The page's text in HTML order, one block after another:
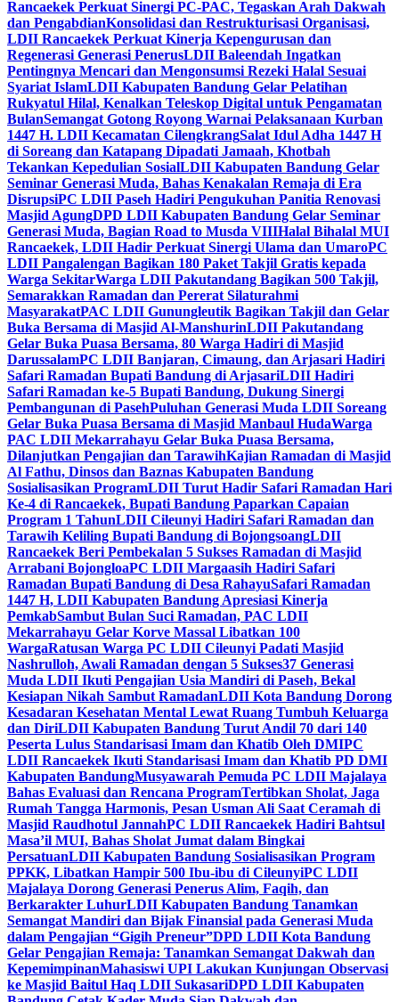
Rancaekek Perkuat Sinergi PC-PAC, Tegaskan Arah Dakwah
dan PengabdianKonsolidasi dan Restrukturisasi Organisasi,
LDII Rancaekek Perkuat Kinerja Kepengurusan dan
Regenerasi Generasi PenerusLDII Baleendah Ingatkan
Pentingnya Mencari dan Mengonsumsi Rezeki Halal Sesuai
Syariat IslamLDII Kabupaten Bandung Gelar Pelatihan
Rukyatul Hilal, Kenalkan Teleskop Digital untuk Pengamatan
BulanSemangat Gotong Royong Warnai Pelaksanaan Kurban
1447 H. LDII Kecamatan CilengkrangSalat Idul Adha 1447 H
di Soreang dan Katapang Dipadati Jamaah, Khotbah
Tekankan Kepedulian SosialLDII Kabupaten Bandung Gelar
Seminar Generasi Muda, Bahas Kenakalan Remaja di Era
DisrupsiPC LDII Paseh Hadiri Pengukuhan Panitia Renovasi
Masjid AgungDPD LDII Kabupaten Bandung Gelar Seminar
Generasi Muda, Bagian Road to Musda VIIIHalal Bihalal MUI
Rancaekek, LDII Hadir Perkuat Sinergi Ulama dan UmaroPC
LDII Pangalengan Bagikan 180 Paket Takjil Gratis kepada
Warga SekitarWarga LDII Pakutandang Bagikan 500 Takjil,
Semarakkan Ramadan dan Pererat Silaturahmi
MasyarakatPAC LDII Gunungleutik Bagikan Takjil dan Gelar
Buka Bersama di Masjid Al-ManshurinLDII Pakutandang
Gelar Buka Puasa Bersama, 80 Warga Hadiri di Masjid
DarussalamPC LDII Banjaran, Cimaung, dan Arjasari Hadiri
Safari Ramadan Bupati Bandung di ArjasariLDII Hadiri
Safari Ramadan ke-5 Bupati Bandung, Dukung Sinergi
Pembangunan di PasehPuluhan Generasi Muda LDII Soreang
Gelar Buka Puasa Bersama di Masjid Manbaul HudaWarga
PAC LDII Mekarrahayu Gelar Buka Puasa Bersama,
Dilanjutkan Pengajian dan TarawihKajian Ramadan di Masjid
Al Fathu, Dinsos dan Baznas Kabupaten Bandung
Sosialisasikan ProgramLDII Turut Hadir Safari Ramadan Hari
Ke-4 di Rancaekek, Bupati Bandung Paparkan Capaian
Program 1 TahunLDII Cileunyi Hadiri Safari Ramadan dan
Tarawih Keliling Bupati Bandung di BojongsoangLDII
Rancaekek Beri Pembekalan 5 Sukses Ramadan di Masjid
Arrabani BojongloaPC LDII Margaasih Hadiri Safari
Ramadan Bupati Bandung di Desa RahayuSafari Ramadan
1447 H, LDII Kabupaten Bandung Apresiasi Kinerja
PemkabSambut Bulan Suci Ramadan, PAC LDII
Mekarrahayu Gelar Korve Massal Libatkan 100
WargaRatusan Warga PC LDII Cileunyi Padati Masjid
Nashrulloh, Awali Ramadan dengan 5 Sukses37 Generasi
Muda LDII Ikuti Pengajian Usia Mandiri di Paseh, Bekal
Kesiapan Nikah Sambut RamadanLDII Kota Bandung Dorong
Kesadaran Kesehatan Mental Lewat Ruang Tumbuh Keluarga
dan DiriLDII Kabupaten Bandung Turut Andil 70 dari 140
Peserta Lulus Standarisasi Imam dan Khatib Oleh DMIPC
LDII Rancaekek Ikuti Standarisasi Imam dan Khatib PD DMI
Kabupaten BandungMusyawarah Pemuda PC LDII Majalaya
Bahas Evaluasi dan Rencana ProgramTertibkan Sholat, Jaga
Rumah Tangga Harmonis, Pesan Usman Ali Saat Ceramah di
Masjid Raudhotul JannahPC LDII Rancaekek Hadiri Bahtsul
Masa’il MUI, Bahas Sholat Jumat dalam Bingkai
PersatuanLDII Kabupaten Bandung Sosialisasikan Program
PPKK, Libatkan Hampir 500 Ibu-ibu di CileunyiPC LDII
Majalaya Dorong Generasi Penerus Alim, Faqih, dan
Berkarakter LuhurLDII Kabupaten Bandung Tanamkan
Semangat Mandiri dan Bijak Finansial pada Generasi Muda
dalam Pengajian “Gigih Preneur”DPD LDII Kota Bandung
Gelar Pengajian Remaja: Tanamkan Semangat Dakwah dan
KepemimpinanMahasiswi UPI Lakukan Kunjungan Observasi
ke Masjid Baitul Haq LDII SukasariDPD LDII Kabupaten